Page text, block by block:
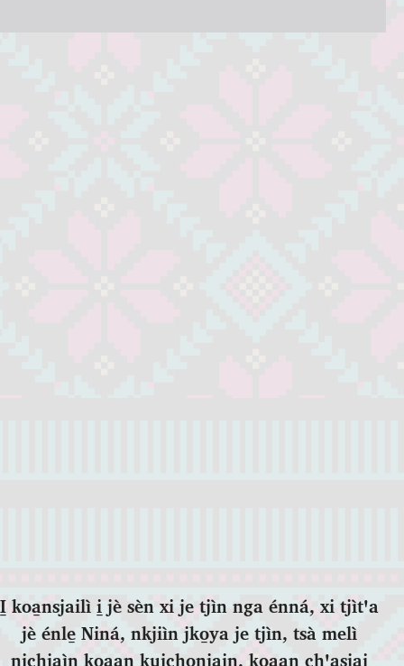
I̱ koa̱nsjailì i̱ jè sèn xi je tjìn nga énná, xi tjìtꞌa
jè énle̱ Niná, nkjiìn jko̱ya je tjìn, tsà melì
nichjaìn koa̱an kuichonjai̱n, koa̱an chꞌasjai